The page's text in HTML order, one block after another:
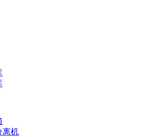
离机